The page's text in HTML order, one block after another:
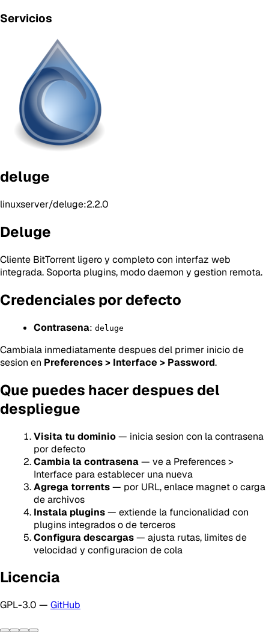
Servicios
deluge
linuxserver/deluge:2.2.0
Deluge
Cliente BitTorrent ligero y completo con interfaz web
integrada. Soporta plugins, modo daemon y gestion remota.
Credenciales por defecto
Contrasena: deluge
Cambiala inmediatamente despues del primer inicio de
sesion en Preferences > Interface > Password.
Que puedes hacer despues del
despliegue
Visita tu dominio— inicia sesion con la contrasena
por defecto
Cambia la contrasena— ve a Preferences >
Interface para establecer una nueva
Agrega torrents— por URL, enlace magnet o carga
de archivos
Instala plugins— extiende la funcionalidad con
plugins integrados o de terceros
Configura descargas— ajusta rutas, limites de
velocidad y configuracion de cola
Licencia
GPL-3.0 — GitHub